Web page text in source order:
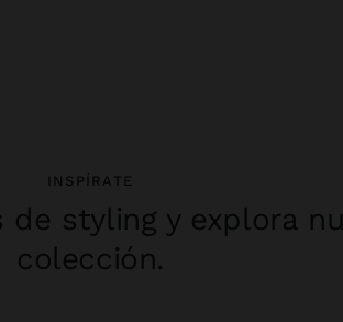
INSPÍRATE
de styling y explora
colección.